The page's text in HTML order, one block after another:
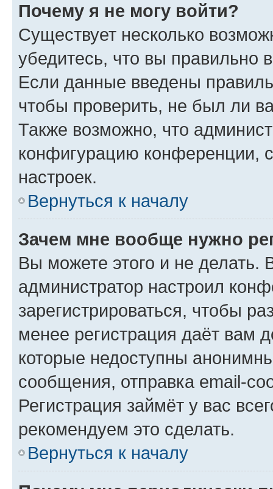
Почему я не могу войти?
Существует несколько
убедитесь, что вы правильно
Если данные введены
чтобы проверить, не был ли
Также возможно, что
конфигурацию конференции,
настроек.
Вернуться к началу
Зачем мне вообще нужно
Вы можете этого и не делать.
администратор настроил
зарегистрироваться, чтобы
менее регистрация даёт вам
которые недоступны
сообщения, отправка email-
Регистрация займёт у вас
рекомендуем это сделать.
Вернуться к началу